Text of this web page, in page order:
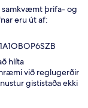
samkvæmt þrifa- og
eru út af:
hlíta
við reglugerðir
gististaða ekki